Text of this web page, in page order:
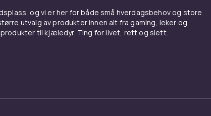
og vi er her for både små hverdagsbehov og store
utvalg av produkter innen alt fra gaming, leker og
til kjæledyr. Ting for livet, rett og slett.